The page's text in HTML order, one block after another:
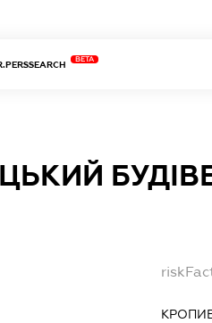
BETA